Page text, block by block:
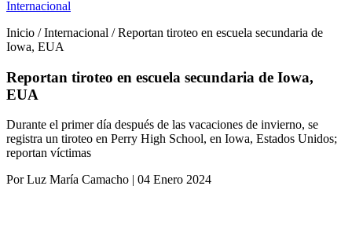
Internacional
Inicio / Internacional / Reportan tiroteo en escuela secundaria de
Iowa, EUA
Reportan tiroteo en escuela secundaria de Iowa,
EUA
Durante el primer día después de las vacaciones de invierno, se
registra un tiroteo en Perry High School, en Iowa, Estados Unidos;
reportan víctimas
Por Luz María Camacho | 04 Enero 2024